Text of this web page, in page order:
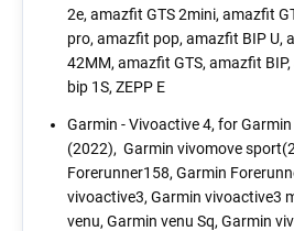
2e, amazfit GTS 2mini, amazfit
pro, amazfit pop, amazfit BIP U,
42MM, amazfit GTS, amazfit
bip 1S, ZEPP E
Garmin - Vivoactive 4, for Garmin
(2022), Garmin vivomove
Forerunner158, Garmin
vivoactive3, Garmin vivoactive3
venu, Garmin venu Sq, Garmin